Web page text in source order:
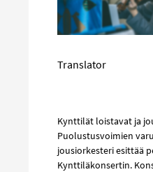
Translator
Kynttilät loistavat ja
Puolustusvoimien
jousiorkesteri esittää
Kynttiläkonsertin.